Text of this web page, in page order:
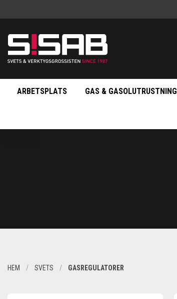
ARBETSPLATS GAS & GASOLUTRUSTNING
HEM SVETS GASREGULATORER